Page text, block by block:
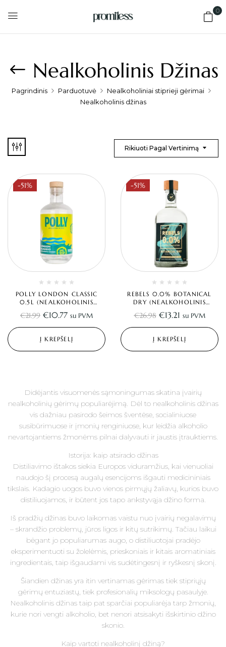
0
Nealkoholinis Džinas
Pagrindinis Parduotuvė
Nealkoholiniai stiprieji gėrimai
Nealkoholinis džinas
Rikiuoti Pagal Vertinimą
-51%
POLLY LONDON CLASSIC
0.5L (NEALKOHOLINIS
DŽINAS)
€21.99 €10.77 su PVM
Į KREPŠELĮ
-51%
REBELS 0.0% BOTANICAL
DRY (NEALKOHOLINIS
DŽINAS) 0.5L
€26.98 €13.21 su PVM
Į KREPŠELĮ
Didėjantis visuomenės sąmoningumas skatina įvairių
nealkoholinių gėrimų populiarėjimą. Dėl to nealkoholinis džinas
vis dažniau pasirodo šeimos šventėse, socialiniuose
susibūrimuose ir įmonių renginiuose, kur leidžia alkoholio
nevartojantiems žmonėms pilnai dalyvauti ir jaustis įtrauktiems.
Istorija: kaip atsirado džinas
Distiliavimo ištakos siekia Europos viduramžius, kai vienuoliai
naudojo šį procesą augalų esencijoms išgauti medicininiais
tikslais. Kadagio uogos buvo vienos pirmųjų žaliavų, kurios buvo
distiliuojamos, ir būtent jos tapo ankstyvąja džino forma.
Iš pradžių džinas buvo laikomas vaistu nuo įvairių negalavimų
– skrandžio problemų, jūros ligos ir kitų sutrikimų. Tačiau laikui
bėgant jo populiarumas augo, o distiliuotojai pradėjo
eksperimentuoti su žolelėmis, prieskoniais ir kitais aromatiniais
ingredientais, taip išgaudami vis sudėtingesnį ir ryškesnį skonį.
Šiandien džinas yra itin vertinamas gėrimas tiek stipriųjų
gėrimų entuziastų, tiek profesionalių miksologų pasaulyje.
Nealkoholinis džinas taip pat sparčiai populiarėja tarp žmonių,
kurie nori vengti alkoholio, bet nenori atsisakyti išskirtinio džino
skonio.
Kaip vartoti nealkoholinį džiną?